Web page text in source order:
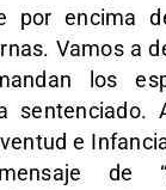
por encima
Vamos a
los
sentenciado.
e
de